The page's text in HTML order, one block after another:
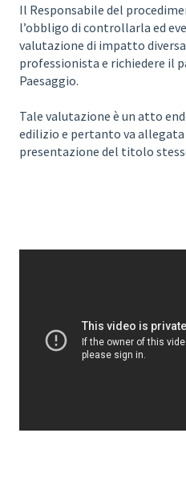
Il Responsabile del
l’obbligo di controllarla ed
valutazione di impatto
professionista e richiedere il
Paesaggio.
Tale valutazione è un atto
edilizio e pertanto va
presentazione del titolo